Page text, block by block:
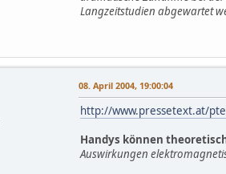
Langzeitstudien abgewartet
08. April 2004, 19:00:04
http://www.pressetext.at/
Handys können
Auswirkungen